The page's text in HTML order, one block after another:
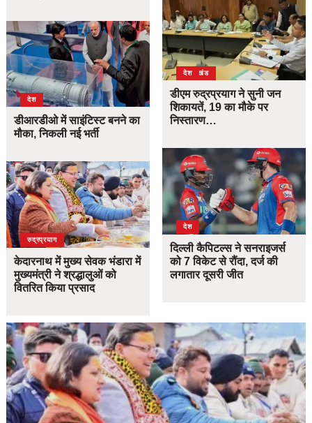
देश
डीआरडीओ में साइंटिस्ट बनने का
मौका, निकली नई भर्ती
उत्तराखंड
देश
रुद्रप्रयाग
केदारनाथ में मुख्य सेवक भंडारा में
मुख्यमंत्री ने श्रद्धालुओं को
वितरित किया प्रसाद
उत्तराखंड
देश
डीएम रुद्रप्रयाग ने सुनी जन
शिकायतें, 19 का मौके पर
निस्तारण…
देश
दिल्ली कैपिटल्स ने सनराइजर्स
को 7 विकेट से रौंदा, दर्ज की
लगातार दूसरी जीत